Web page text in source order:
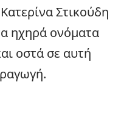
Στικούδη
ηχηρά ονόματα
οστά σε αυτή